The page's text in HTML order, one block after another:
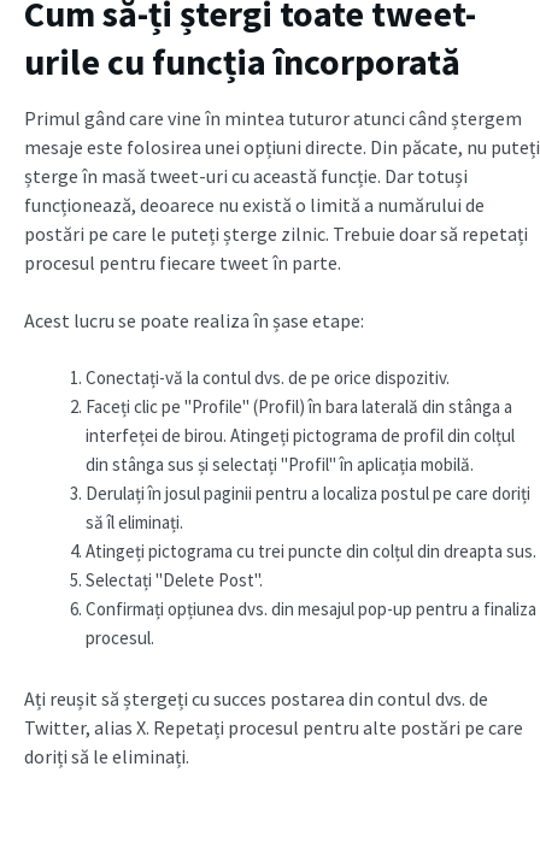
Cum să-ți ștergi toate tweet-
urile cu funcția încorporată
Primul gând care vine în mintea tuturor atunci când ștergem
mesaje este folosirea unei opțiuni directe. Din păcate, nu puteți
șterge în masă tweet-uri cu această funcție. Dar totuși
funcționează, deoarece nu există o limită a numărului de
postări pe care le puteți șterge zilnic. Trebuie doar să repetați
procesul pentru fiecare tweet în parte.
Acest lucru se poate realiza în șase etape:
Conectați-vă la contul dvs. de pe orice dispozitiv.
Faceți clic pe "Profile" (Profil) în bara laterală din stânga a
interfeței de birou. Atingeți pictograma de profil din colțul
din stânga sus și selectați "Profil" în aplicația mobilă.
Derulați în josul paginii pentru a localiza postul pe care doriți
să îl eliminați.
Atingeți pictograma cu trei puncte din colțul din dreapta sus.
Selectați "Delete Post".
Confirmați opțiunea dvs. din mesajul pop-up pentru a finaliza
procesul.
Ați reușit să ștergeți cu succes postarea din contul dvs. de
Twitter, alias X. Repetați procesul pentru alte postări pe care
doriți să le eliminați.